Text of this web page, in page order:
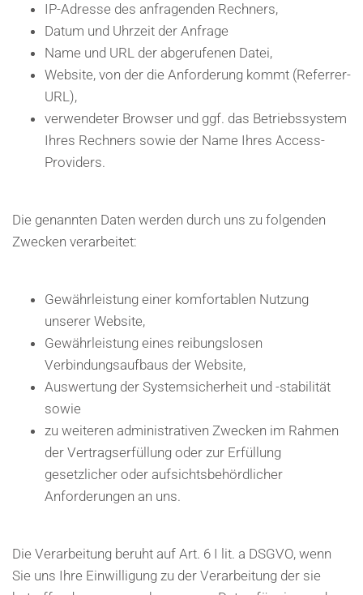
IP-Adresse des anfragenden Rechners,
Datum und Uhrzeit der Anfrage
Name und URL der abgerufenen Datei,
Website, von der die Anforderung kommt (Referrer-
URL),
verwendeter Browser und ggf. das Betriebssystem
Ihres Rechners sowie der Name Ihres Access-
Providers.
Die genannten Daten werden durch uns zu folgenden
Zwecken verarbeitet:
Gewährleistung einer komfortablen Nutzung
unserer Website,
Gewährleistung eines reibungslosen
Verbindungsaufbaus der Website,
Auswertung der Systemsicherheit und -stabilität
sowie
zu weiteren administrativen Zwecken im Rahmen
der Vertragserfüllung oder zur Erfüllung
gesetzlicher oder aufsichtsbehördlicher
Anforderungen an uns.
Die Verarbeitung beruht auf Art. 6 I lit. a DSGVO, wenn
Sie uns Ihre Einwilligung zu der Verarbeitung der sie